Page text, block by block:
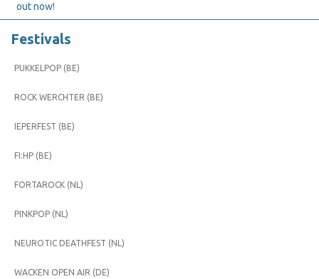
out now!
Festivals
PUKKELPOP (BE)
ROCK WERCHTER (BE)
IEPERFEST (BE)
FI:HP (BE)
FORTAROCK (NL)
PINKPOP (NL)
NEUROTIC DEATHFEST (NL)
WACKEN OPEN AIR (DE)